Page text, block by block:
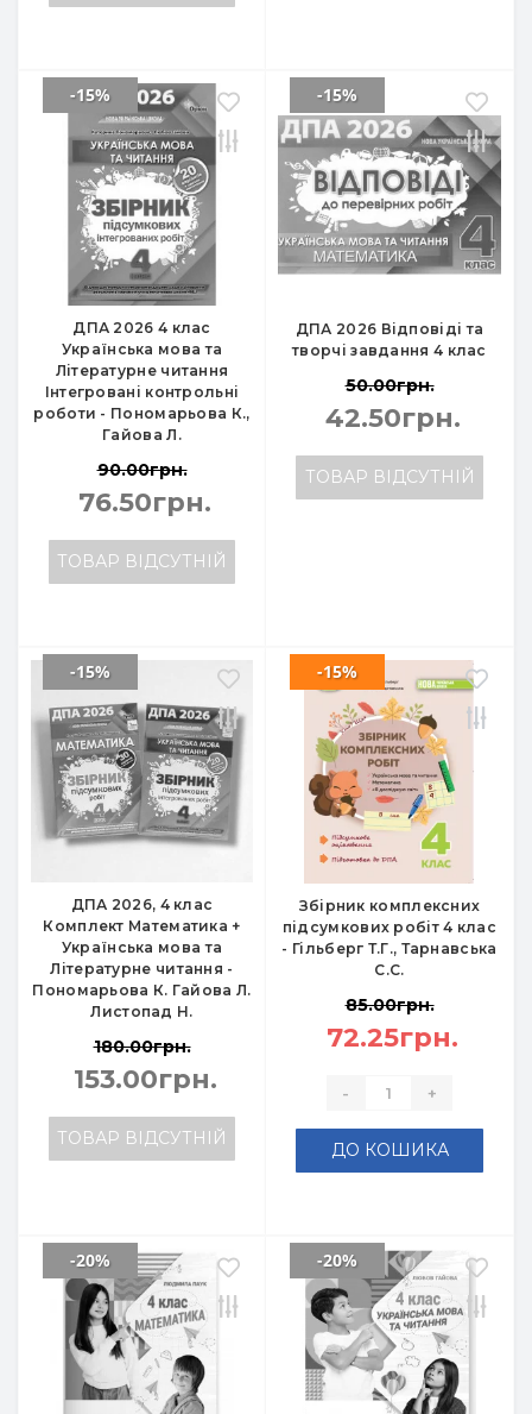
ДПА 2026 4 клас
Українська мова та
Літературне читання
Інтегровані контрольні
роботи - Пономарьова К.,
Гайова Л.
-15%
90.00грн.
76.50грн.
ТОВАР ВІДСУТНІЙ
ДПА 2026 Відповіді та
творчі завдання 4 клас
-15%
50.00грн.
42.50грн.
ТОВАР ВІДСУТНІЙ
ДПА 2026, 4 клас
Комплект Математика +
Українська мова та
Літературне читання -
Пономарьова К. Гайова Л.
Листопад Н.
-15%
180.00грн.
153.00грн.
ТОВАР ВІДСУТНІЙ
Збірник комплексних
підсумкових робіт 4 клас
- Гільберг Т.Г., Тарнавська
С.С.
-15%
85.00грн.
72.25грн.
- +
ДО КОШИКА
-20% -20%